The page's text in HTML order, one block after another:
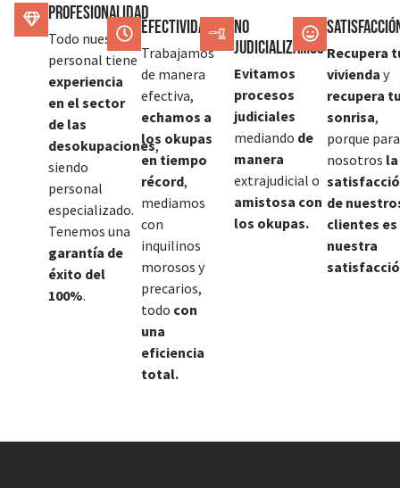
Profesionalidad
Todo nuestro
personal tiene
experiencia
en el sector
de las
desokupaciones,
siendo
personal
especializado.
Tenemos una
garantía de
éxito del
100%.
Efectividad
Trabajamos
de manera
efectiva,
echamos a
los okupas
en tiempo
récord,
mediamos
con
inquilinos
morosos y
precarios,
todo con
una
eficiencia
total.
No
judicializamos
Evitamos
procesos
judiciales
mediando de
manera
extrajudicial o
amistosa con
los okupas.
Recupera
vivienda y
recupera
sonrisa,
porque para
nosotros la
de
clientes es
nuestra